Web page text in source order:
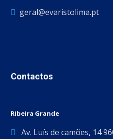
geral@evaristolima.pt
Contactos
Ribeira Grande
Av. Luís de camões, 14